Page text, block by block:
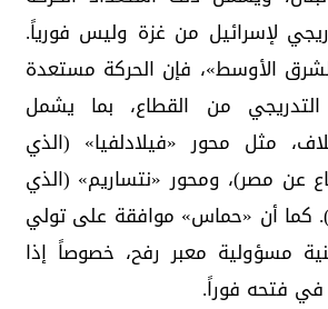
لإسرائيل من غزة وليس فورياً.
الأوسط»، فإن الحركة مستعدة
التدريجي من القطاع، بما يشمل
مثل محور «فيلادلفيا» (الذي
عن مصر)، ومحور «نتساريم» (الذي
كما أن «حماس» موافقة على تولي
مسؤولية معبر رفح، خصوصاً إذا
فتحه فوراً.